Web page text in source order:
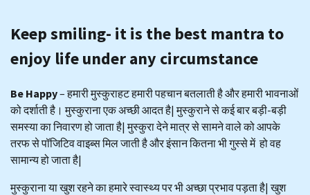
Keep smiling- it is the best mantra to
enjoy life under any circumstance
Be Happy– हमारी मुस्कुराहट हमारी पहचान बतलाती है और हमारी भावनाओं
को दर्शाती है। मुस्कुराना एक अच्छी आदत है| मुस्कुराने से कई बार बड़ी-बड़ी
समस्या का निवारण हो जाता है| मुस्कुरा देने मात्र से सामने वाले को आपके
तरफ से पॉजिटिव वाइब्स मिल जाती है और इंसान कितना भी गुस्से में हो वह
सामान्य हो जाता है|
मुस्कुराना या खुश रहने का हमारे स्वास्थ्य पर भी अच्छा प्रभाव पड़ता है| खुश